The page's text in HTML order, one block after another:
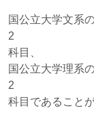
国公立大学文系
2
科目、
国公立大学理系
2
科目であること